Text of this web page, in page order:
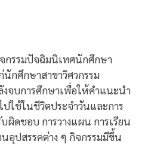
กรรมปัจฉิมนิเทศนักศึกษา
กศึกษาสาขาวิศวกรรม
จบการศึกษาเพื่อให้คำแนะนำ
ใช้ในชีวิตประจำวันและการ
ผิดชอบ การวางแผน การเรียน
อุปสรรคต่าง ๆ กิจกรรมมีขึ้น